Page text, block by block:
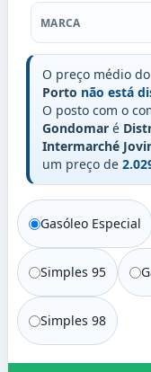
Marca
MARCA
O preço médio do
Porto não está
O posto com o
Gondomar é
Intermarché
um preço de
Gasóleo Especial
Simples 95
Simples 98